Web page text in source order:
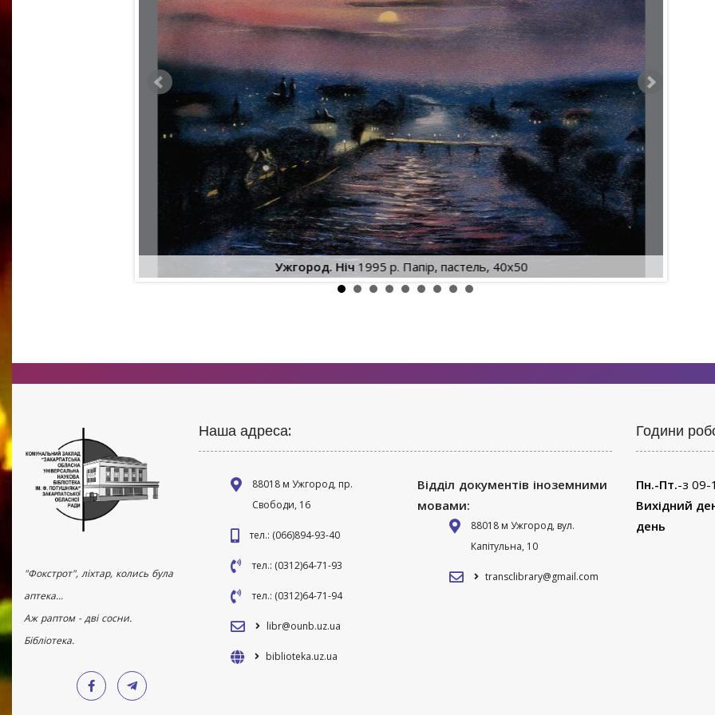
Ужгород. Ніч 1995 р. Папір, пастель, 40х50
"Фокстрот", ліхтар, колись була
аптека...
Аж раптом - дві сосни.
Бібліотека.
Наша адреса:
88018 м Ужгород, пр.
Свободи, 16
тел.: (066)894-93-40
тел.: (0312)64-71-93
тел.: (0312)64-71-94
libr@ounb.uz.ua
biblioteka.uz.ua
Відділ документів іноземними
мовами:
88018 м Ужгород, вул.
Капітульна, 10
transclibrary@gmail.com
Години
Пн.-Пт.-з 09-
Вихідний
день